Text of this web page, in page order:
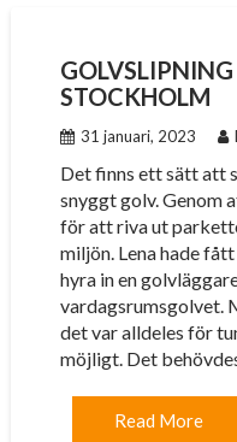
STOCKHOLM
31 januari, 2023
Det finns ett sätt att
snyggt golv. Genom
för att riva ut
miljön. Lena hade
hyra in en
vardagsrumsgolvet.
det var alldeles för
möjligt. Det
Read More